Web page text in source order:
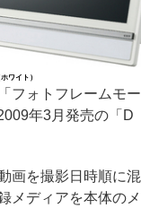
ワイト）
フォトフレームモー
年3月発売の「D
画を撮影日時順に混
メディアを本体のメ